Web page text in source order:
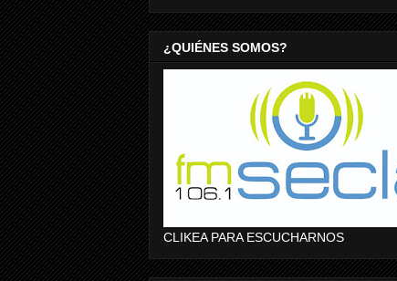
¿QUIÉNES SOMOS?
CLIKEA PARA ESCUCHARNOS